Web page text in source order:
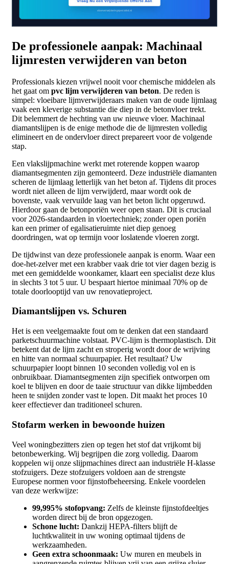
De professionele aanpak: Machinaal
lijmresten verwijderen van beton
Professionals kiezen vrijwel nooit voor chemische middelen als
het gaat om pvc lijm verwijderen van beton. De reden is
simpel: vloeibare lijmverwijderaars maken van de oude lijmlaag
vaak een kleverige substantie die diep in de betonvloer trekt.
Dit belemmert de hechting van uw nieuwe vloer. Machinaal
diamantslijpen is de enige methode die de lijmresten volledig
elimineert en de ondervloer direct prepareert voor de volgende
stap.
Een vlakslijpmachine werkt met roterende koppen waarop
diamantsegmenten zijn gemonteerd. Deze industriële diamanten
scheren de lijmlaag letterlijk van het beton af. Tijdens dit proces
wordt niet alleen de lijm verwijderd, maar wordt ook de
bovenste, vaak vervuilde laag van het beton licht opgeruwd.
Hierdoor gaan de betonporiën weer open staan. Dit is cruciaal
voor 2026-standaarden in vloertechniek; zonder open poriën
kan een primer of egalisatieruimte niet diep genoeg
doordringen, wat op termijn voor loslatende vloeren zorgt.
De tijdwinst van deze professionele aanpak is enorm. Waar een
doe-het-zelver met een krabber vaak drie tot vier dagen bezig is
met een gemiddelde woonkamer, klaart een specialist deze klus
in slechts 3 tot 5 uur. U bespaart hiertoe minimaal 70% op de
totale doorlooptijd van uw renovatieproject.
Diamantslijpen vs. Schuren
Het is een veelgemaakte fout om te denken dat een standaard
parketschuurmachine volstaat. PVC-lijm is thermoplastisch. Dit
betekent dat de lijm zacht en stroperig wordt door de wrijving
en hitte van normaal schuurpapier. Het resultaat? Uw
schuurpapier loopt binnen 10 seconden volledig vol en is
onbruikbaar. Diamantsegmenten zijn specifiek ontworpen om
koel te blijven en door de taaie structuur van dikke lijmbedden
heen te snijden zonder vast te lopen. Dit maakt het proces 10
keer effectiever dan traditioneel schuren.
Stofarm werken in bewoonde huizen
Veel woningbezitters zien op tegen het stof dat vrijkomt bij
betonbewerking. Wij begrijpen die zorg volledig. Daarom
koppelen wij onze slijpmachines direct aan industriële H-klasse
stofzuigers. Deze stofzuigers voldoen aan de strengste
Europese normen voor fijnstofbeheersing. Enkele voordelen
van deze werkwijze:
99,995% stofopvang: Zelfs de kleinste fijnstofdeeltjes
worden direct bij de bron opgezogen.
Schone lucht: Dankzij HEPA-filters blijft de
luchtkwaliteit in uw woning optimaal tijdens de
werkzaamheden.
Geen extra schoonmaak: Uw muren en meubels in